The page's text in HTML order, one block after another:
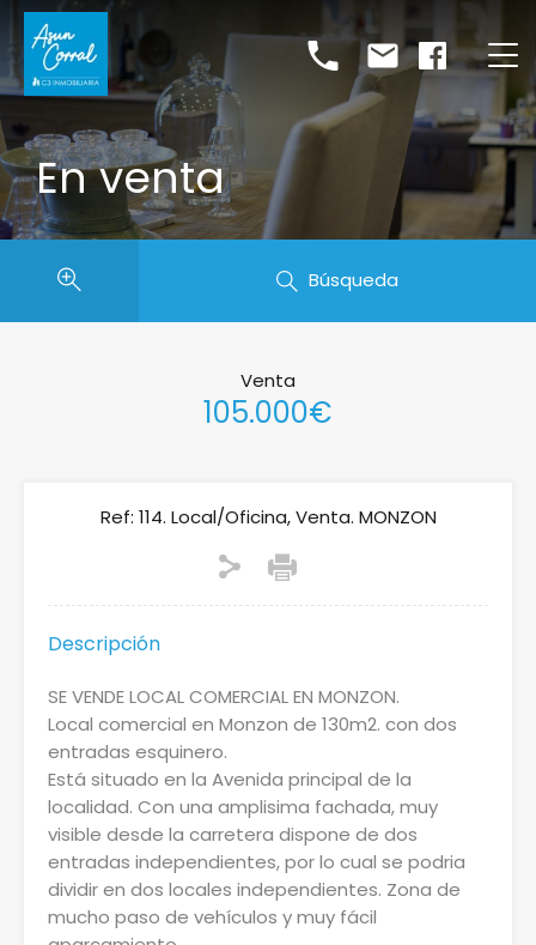
En venta
Búsqueda
Venta
105.000€
Ref: 114. Local/Oficina, Venta. MONZON
Descripción
SE VENDE LOCAL COMERCIAL EN MONZON.
Local comercial en Monzon de 130m2. con dos
entradas esquinero.
Está situado en la Avenida principal de la
localidad. Con una amplisima fachada, muy
visible desde la carretera dispone de dos
entradas independientes, por lo cual se podria
dividir en dos locales independientes. Zona de
mucho paso de vehículos y muy fácil